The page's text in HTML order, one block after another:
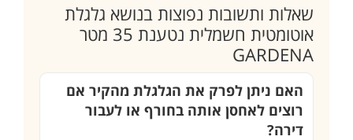
שאלות ותשובות נפוצות בנושא גלגלת
אוטומטית חשמלית נטענת 35 מטר
GARDENA
האם ניתן לפרק את הגלגלת מהקיר אם
רוצים לאחסן אותה בחורף או לעבור
דירה?